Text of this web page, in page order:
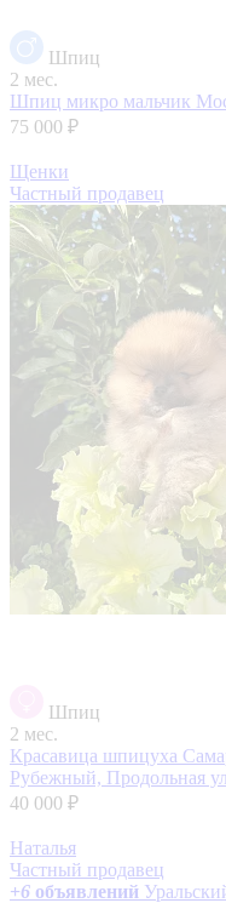
Шпиц
2 мес.
Шпиц микро мальчик
75 000 ₽
Щенки
Частный продавец
Шпиц
2 мес.
Красавица шпицуха
Рубежный, Продольная
40 000 ₽
Наталья
Частный продавец
+6 объявлений